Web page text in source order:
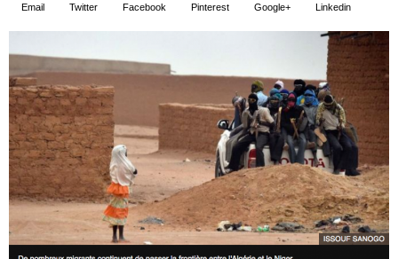
Email Twitter Facebook Pinterest Google+ Linkedin